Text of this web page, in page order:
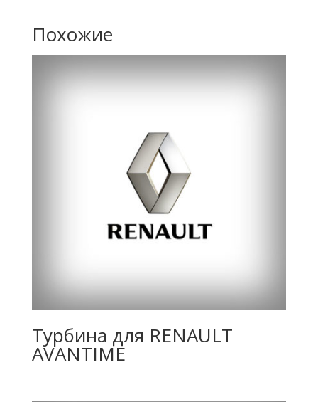
Похожие
Турбина для RENAULT
AVANTIME